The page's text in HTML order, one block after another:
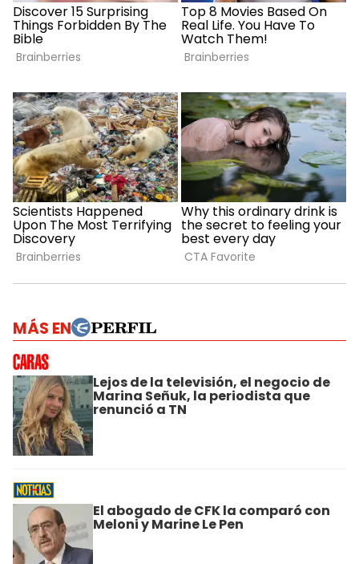
MÁS EN
Lejos de la televisión, el negocio de
Marina Señuk, la periodista que
renunció a TN
El abogado de CFK la comparó con
Meloni y Marine Le Pen